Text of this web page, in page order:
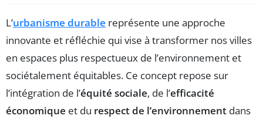
L’urbanisme durable représente une approche
innovante et réfléchie qui vise à transformer nos villes
en espaces plus respectueux de l’environnement et
sociétalement équitables. Ce concept repose sur
l’intégration de l’équité sociale, de l’efficacité
économique et du respect de l’environnement dans